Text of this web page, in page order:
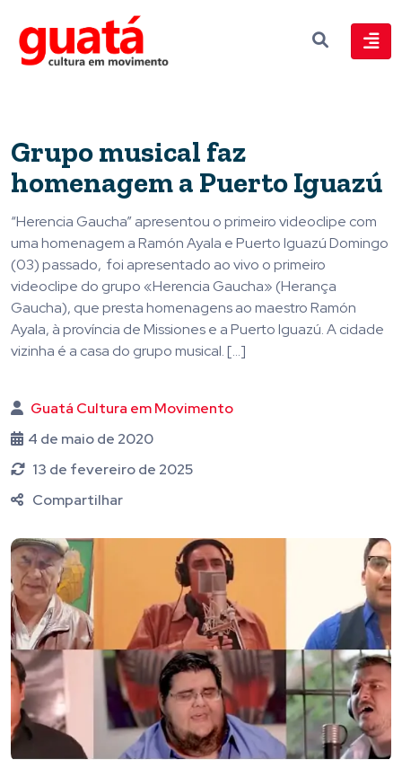
Grupo musical faz
homenagem a Puerto Iguazú
“Herencia Gaucha” apresentou o primeiro videoclipe com
uma homenagem a Ramón Ayala e Puerto Iguazú Domingo
(03) passado, foi apresentado ao vivo o primeiro
videoclipe do grupo «Herencia Gaucha» (Herança
Gaucha), que presta homenagens ao maestro Ramón
Ayala, à província de Missiones e a Puerto Iguazú. A cidade
vizinha é a casa do grupo musical. […]
Guatá Cultura em Movimento
4 de maio de 2020
13 de fevereiro de 2025
Compartilhar